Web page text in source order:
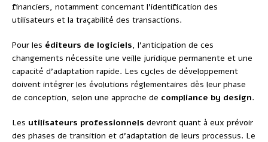
financiers, notamment concernant l’identification des
utilisateurs et la traçabilité des transactions.
Pour les éditeurs de logiciels, l’anticipation de ces
changements nécessite une veille juridique permanente et une
capacité d’adaptation rapide. Les cycles de développement
doivent intégrer les évolutions réglementaires dès leur phase
de conception, selon une approche de compliance by design.
Les utilisateurs professionnels devront quant à eux prévoir
des phases de transition et d’adaptation de leurs processus. Le